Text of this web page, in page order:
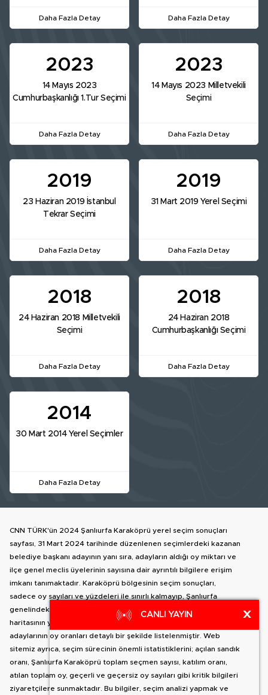
Daha Fazla Detay Daha Fazla Detay
2023
14 Mayıs 2023
Cumhurbaşkanlığı 1.Tur Seçimi
Daha Fazla Detay
2023
14 Mayıs 2023 Milletvekili
Seçimi
Daha Fazla Detay
2019
23 Haziran 2019 İstanbul
Tekrar Seçimi
Daha Fazla Detay
2019
31 Mart 2019 Yerel Seçimi
Daha Fazla Detay
2018
24 Haziran 2018 Milletvekili
Seçimi
Daha Fazla Detay
2018
24 Haziran 2018
Cumhurbaşkanlığı Seçimi
Daha Fazla Detay
2014
30 Mart 2014 Yerel Seçimler
Daha Fazla Detay
CNN TÜRK'ün 2024 Şanlıurfa Karaköprü yerel seçim sonuçları
sayfası, 31 Mart 2024 tarihinde düzenlenen seçimlerdeki kazanan
belediye başkanı adayının yanı sıra, adayların aldığı oy miktarı ve
ilçe genel meclis üyelerinin sayısına dair ayrıntılı bilgilere erişim
imkanı tanımaktadır. Karaköprü bölgesinin seçim sonuçları,
sadece oy sayıları ve yüzdeleri ile sınırlı kalmayıp, Şanlıurfa
genelindeki diğer ilçelere geçiş yapma olanağı da sunar. İlçe
haritasının yanında bulunan alanda, Karaköprü belediye başkan
adaylarının oy oranları detaylı bir şekilde listelenmiştir. Web
sitemiz ayrıca, seçim sürecinin önemli istatistiklerini; açılan sandık
oranı, Şanlıurfa Karaköprü toplam seçmen sayısı, katılım oranı,
atılan toplam oy, geçerli ve geçersiz oy sayıları gibi kritik bilgileri
ziyaretçilere sunmaktadır. Bu bilgiler, seçim analizi yapmak ve
CANLI YAYIN X